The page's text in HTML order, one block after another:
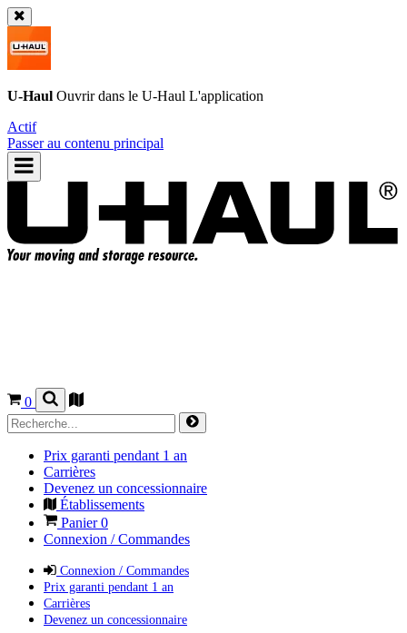
U-Haul Ouvrir dans le U-Haul L'application
Actif
Passer au contenu principal
0
Prix garanti pendant 1 an
Carrières
Devenez un concessionnaire
Établissements
Panier0
Connexion / Commandes
Connexion / Commandes
Prix garanti pendant 1 an
Carrières
Devenez un concessionnaire